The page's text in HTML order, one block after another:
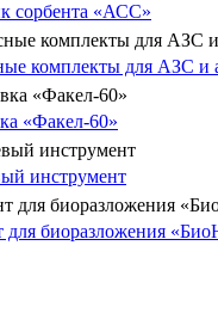
сорбента «АСС»
комплекты для АЗС и
«Факел-60»
инструмент
для биоразложения